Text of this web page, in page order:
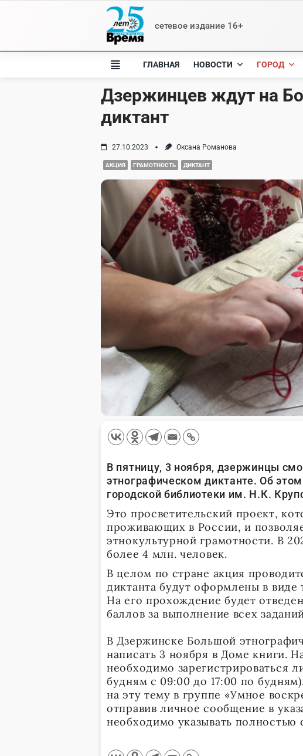
сетевое издание 16+
ГЛАВНАЯ НОВОСТИ ГОРОД
Дзержинцев ждут на
диктант
27.10.2023 Оксана Романова
АКЦИЯ ГРАМОТНОСТЬ ДИКТАНТ
В пятницу, 3 ноября, дзержинцы
этнографическом диктанте. Об
городской библиотеки им. Н.К.
Это просветительский проект,
проживающих в России, и
этнокультурной грамотности. В
более 4 млн. человек.
В целом по стране акция
диктанта будут оформлены в виде
На его прохождение будет
баллов за выполнение всех
В Дзержинске Большой
написать 3 ноября в Доме книги.
необходимо зарегистрироваться
будням с 09:00 до 17:00 по
на эту тему в группе «Умное
отправив личное сообщение в
необходимо указывать